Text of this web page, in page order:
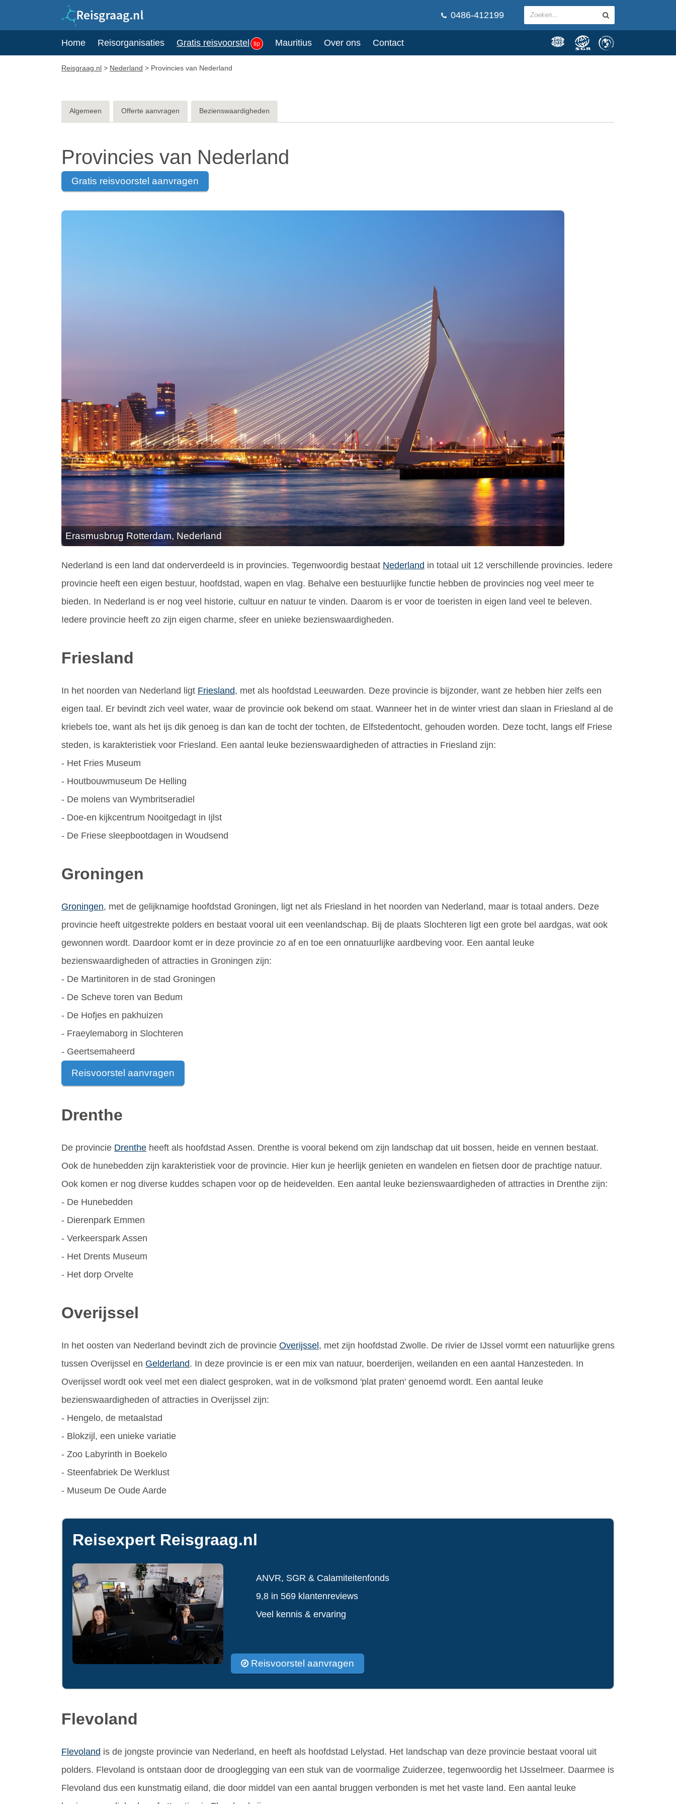
0486-412199
Home Reisorganisaties Gratis reisvoorstel tip Mauritius Over ons Contact
Reisgraag.nl > Nederland > Provincies van Nederland
Algemeen Offerte aanvragen Bezienswaardigheden
Provincies van Nederland
gratis reisvoorstel aanvragen
Erasmusbrug Rotterdam, Nederland
Nederland is een land dat onderverdeeld is in provincies. Tegenwoordig bestaat Nederland in totaal uit 12 verschillende provincies. Iedere
provincie heeft een eigen bestuur, hoofdstad, wapen en vlag. Behalve een bestuurlijke functie hebben de provincies nog veel meer te
bieden. In Nederland is er nog veel historie, cultuur en natuur te vinden. Daarom is er voor de toeristen in eigen land veel te beleven.
Iedere provincie heeft zo zijn eigen charme, sfeer en unieke bezienswaardigheden.
Friesland
In het noorden van Nederland ligt Friesland, met als hoofdstad Leeuwarden. Deze provincie is bijzonder, want ze hebben hier zelfs een
eigen taal. Er bevindt zich veel water, waar de provincie ook bekend om staat. Wanneer het in de winter vriest dan slaan in Friesland al de
kriebels toe, want als het ijs dik genoeg is dan kan de tocht der tochten, de Elfstedentocht, gehouden worden. Deze tocht, langs elf Friese
steden, is karakteristiek voor Friesland. Een aantal leuke bezienswaardigheden of attracties in Friesland zijn:
- Het Fries Museum
- Houtbouwmuseum De Helling
- De molens van Wymbritseradiel
- Doe-en kijkcentrum Nooitgedagt in Ijlst
- De Friese sleepbootdagen in Woudsend
Groningen
Groningen, met de gelijknamige hoofdstad Groningen, ligt net als Friesland in het noorden van Nederland, maar is totaal anders. Deze
provincie heeft uitgestrekte polders en bestaat vooral uit een veenlandschap. Bij de plaats Slochteren ligt een grote bel aardgas, wat ook
gewonnen wordt. Daardoor komt er in deze provincie zo af en toe een onnatuurlijke aardbeving voor. Een aantal leuke
bezienswaardigheden of attracties in Groningen zijn:
- De Martinitoren in de stad Groningen
- De Scheve toren van Bedum
- De Hofjes en pakhuizen
- Fraeylemaborg in Slochteren
- Geertsemaheerd
Reisvoorstel aanvragen
Drenthe
De provincie Drenthe heeft als hoofdstad Assen. Drenthe is vooral bekend om zijn landschap dat uit bossen, heide en vennen bestaat.
Ook de hunebedden zijn karakteristiek voor de provincie. Hier kun je heerlijk genieten en wandelen en fietsen door de prachtige natuur.
Ook komen er nog diverse kuddes schapen voor op de heidevelden. Een aantal leuke bezienswaardigheden of attracties in Drenthe zijn:
- De Hunebedden
- Dierenpark Emmen
- Verkeerspark Assen
- Het Drents Museum
- Het dorp Orvelte
Overijssel
In het oosten van Nederland bevindt zich de provincie Overijssel, met zijn hoofdstad Zwolle. De rivier de IJssel vormt een natuurlijke grens
tussen Overijssel en Gelderland. In deze provincie is er een mix van natuur, boerderijen, weilanden en een aantal Hanzesteden. In
Overijssel wordt ook veel met een dialect gesproken, wat in de volksmond 'plat praten' genoemd wordt. Een aantal leuke
bezienswaardigheden of attracties in Overijssel zijn:
- Hengelo, de metaalstad
- Blokzijl, een unieke variatie
- Zoo Labyrinth in Boekelo
- Steenfabriek De Werklust
- Museum De Oude Aarde
Reisexpert Reisgraag.nl
ANVR, SGR & Calamiteitenfonds
9,8 in 569 klantenreviews
Veel kennis & ervaring
Reisvoorstel aanvragen
Flevoland
Flevoland is de jongste provincie van Nederland, en heeft als hoofdstad Lelystad. Het landschap van deze provincie bestaat vooral uit
polders. Flevoland is ontstaan door de drooglegging van een stuk van de voormalige Zuiderzee, tegenwoordig het IJsselmeer. Daarmee is
Flevoland dus een kunstmatig eiland, die door middel van een aantal bruggen verbonden is met het vaste land. Een aantal leuke